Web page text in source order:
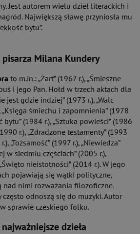
Jest autorem wielu dzieł literackich i
Największą sławę przyniosła mu
bytu”.
Milana Kundery
to m.in.: „Żart” (1967 r.), „Śmieszne
i jego Pan. Hołd w trzech aktach dla
jest gdzie indziej” (1973 r.), „Walc
„Księga śmiechu i zapomnienia” (1978
bytu” (1984 r.), „Sztuka powieści” (1986
r.), „Zdradzone testamenty” (1993
„Tożsamość” (1997 r.), „Niewiedza”
w siedmiu częściach” (2005 r.),
nieistotności” (2014 r.). W jego
pojawiają się wątki polityczne,
nad nimi rozważania filozoficzne.
często odnoszą się do muzyki. Autor
sprawie czeskiego folku.
dzieła